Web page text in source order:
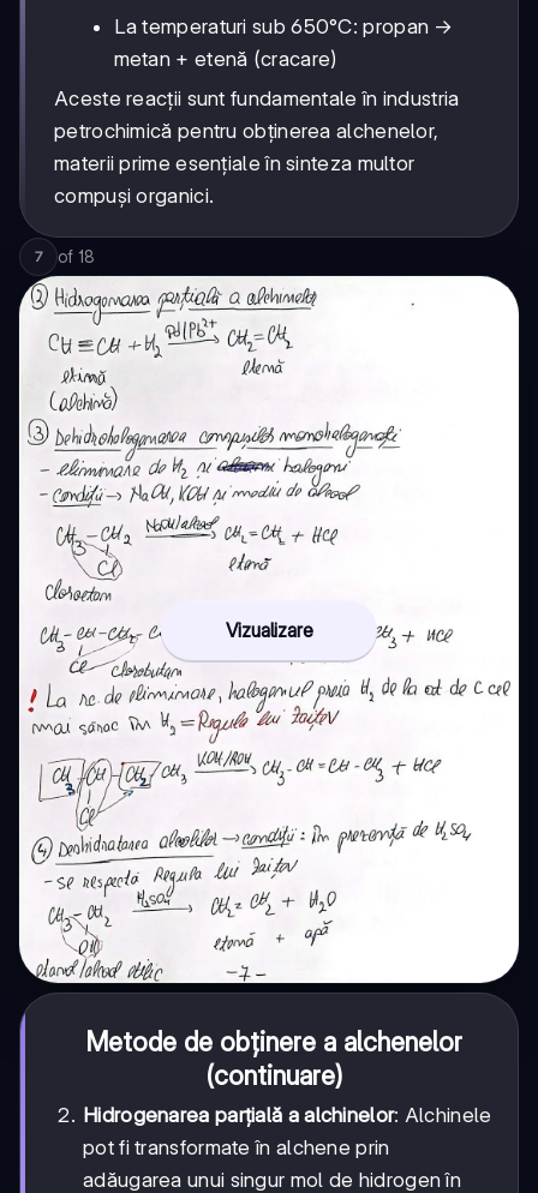
La temperaturi sub 650°C: propan →
metan + etenă (cracare)
Aceste reacții sunt fundamentale în industria
petrochimică pentru obținerea alchenelor,
materii prime esențiale în sinteza multor
compuși organici.
7 of 18
Vizualizare
Metode de obținere a alchenelor
(continuare)
Hidrogenarea parțială a alchinelor: Alchinele
pot fi transformate în alchene prin
adăugarea unui singur mol de hidrogen în